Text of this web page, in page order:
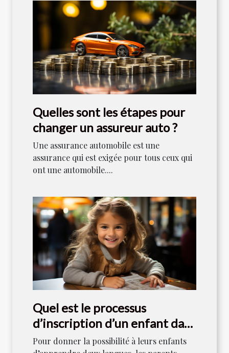
Quelles sont les étapes pour
changer un assureur auto ?
Une assurance automobile est une
assurance qui est exigée pour tous ceux qui
ont une automobile....
Quel est le processus
d’inscription d’un enfant dans
un collège bilingue à Lyon ?
Pour donner la possibilité à leurs enfants